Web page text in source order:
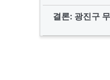
결론: 광진구